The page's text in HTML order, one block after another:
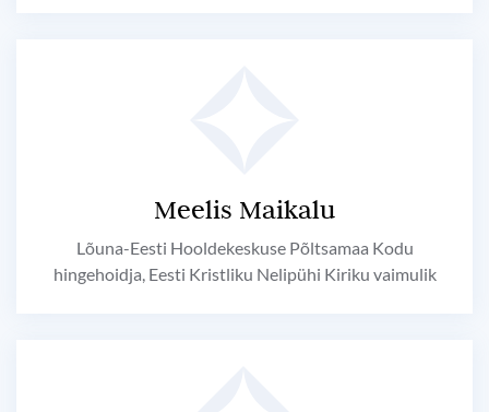
Meelis Maikalu
Lõuna-Eesti Hooldekeskuse Põltsamaa Kodu
hingehoidja, Eesti Kristliku Nelipühi Kiriku vaimulik